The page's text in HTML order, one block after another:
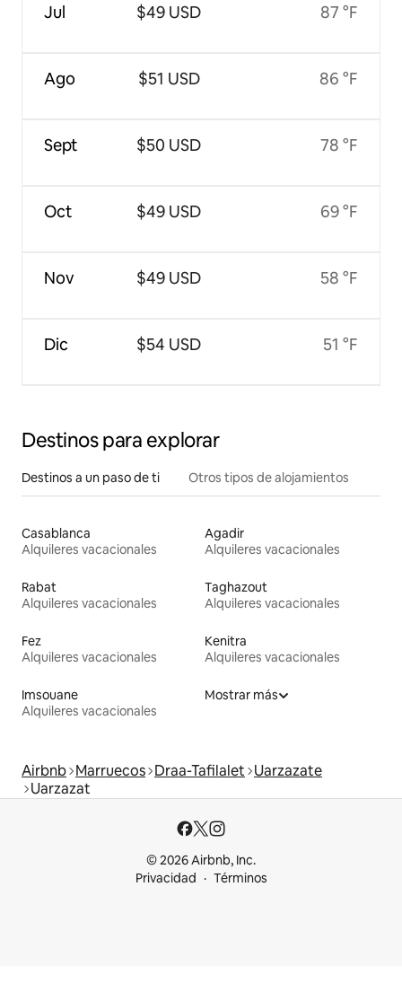
Jul
Ago
Sept
Oct
Nov
Dic
$49 USD
$51 USD
$50 USD
$49 USD
$49 USD
$54 USD
87 °F
86 °F
78 °F
69 °F
58 °F
51 °F
Destinos para explorar
Destinos a un paso de ti Otros tipos de alojamientos
Casablanca
Alquileres vacacionales
Agadir
Alquileres vacacionales
Rabat
Alquileres vacacionales
Taghazout
Alquileres vacacionales
Fez
Alquileres vacacionales
Kenitra
Alquileres vacacionales
Imsouane
Alquileres vacacionales
Mostrar más
Airbnb Marruecos Draa-Tafilalet Uarzazate
Uarzazat
© 2026 Airbnb, Inc.
Privacidad
Términos